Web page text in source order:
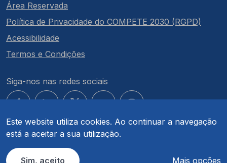
Este website utiliza cookies. Ao continuar a navegação
está a aceitar a sua utilização.
Sim, aceito Mais opções
Área Reservada
Política de Privacidade do COMPETE 2030 (RGPD)
Acessibilidade
Termos e Condições
Siga-nos nas redes sociais
© COMPETE 2030. Todos os direitos reservados.